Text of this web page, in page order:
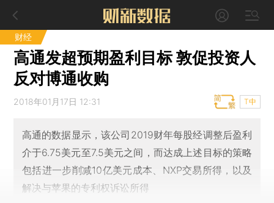
财经
高通发超预期盈利目标 敦促投资人
反对博通收购
2018年01月17日 12:31 T中
高通的数据显示，该公司2019财年每股经调整后盈利
介于6.75美元至7.5美元之间，而达成上述目标的策略
包括进一步削减10亿美元成本、NXP交易所得，以及
解决与苹果的专利权诉讼所得